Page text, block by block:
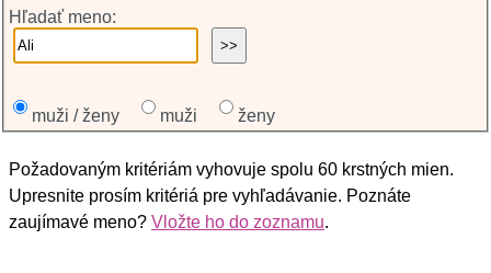
Hľadať meno:
muži / ženy muži ženy
Požadovaným kritériám vyhovuje spolu 60 krstných mien.
Upresnite prosím kritériá pre vyhľadávanie. Poznáte
zaujímavé meno? Vložte ho do zoznamu.